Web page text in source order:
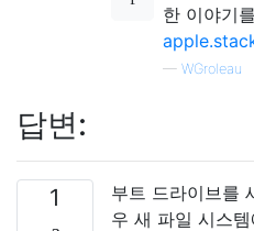
한 이야기
— WGroleau
답변:
1
부트 드라이브를
우 새 파일 시스